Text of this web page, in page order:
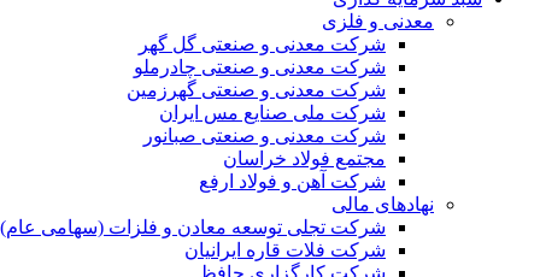
معدنی و فلزی
شرکت معدنی و صنعتی گل گهر
شرکت معدنی و صنعتی چادرملو
شرکت معدنی و صنعتی گهرزمین
شرکت ملی صنایع مس ایران
شرکت معدنی و صنعتی صبانور
مجتمع فولاد خراسان
شرکت آهن و فولاد ارفع
نهادهای مالی
شرکت تجلی توسعه معادن و فلزات (سهامی عام)
شرکت فلات قاره ایرانیان
شرکت کارگزاری حافظ